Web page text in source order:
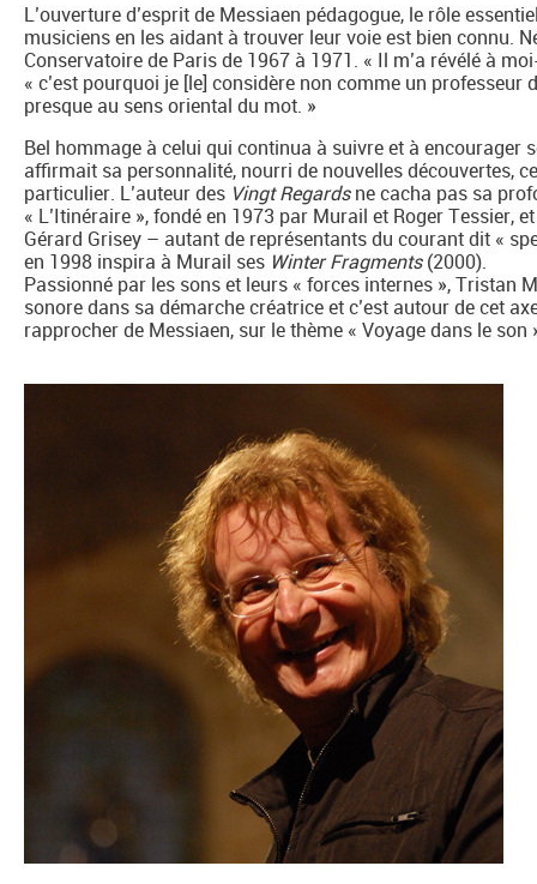
L’ouverture d’esprit de Messiaen pédagogue, le rôle
musiciens en les aidant à trouver leur voie est bien connu.
Conservatoire de Paris de 1967 à 1971. « Il m’a révélé à
« c’est pourquoi je [le] considère non comme un
presque au sens oriental du mot. »
Bel hommage à celui qui continua à suivre et à encourager
affirmait sa personnalité, nourri de nouvelles découvertes,
particulier. L’auteur des Vingt Regardsne cacha pas sa
« L’Itinéraire », fondé en 1973 par Murail et Roger Tessier,
Gérard Grisey – autant de représentants du courant dit «
en 1998 inspira à Murail ses Winter Fragments(2000).
Passionné par les sons et leurs « forces internes », Tristan
sonore dans sa démarche créatrice et c’est autour de cet
rapprocher de Messiaen, sur le thème « Voyage dans le son